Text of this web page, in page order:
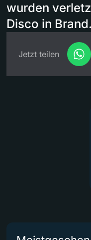
wurden
Disco in Brand.
Jetzt teilen